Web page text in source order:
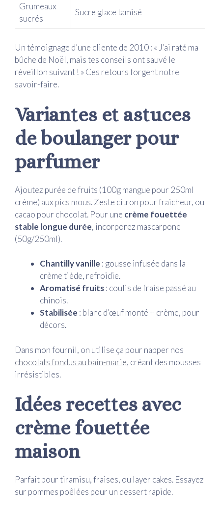
Grumeaux
sucrés
Sucre glace tamisé
Un témoignage d’une cliente de 2010 : « J’ai raté ma
bûche de Noël, mais tes conseils ont sauvé le
réveillon suivant ! » Ces retours forgent notre
savoir-faire.
Variantes et astuces
de boulanger pour
parfumer
Ajoutez purée de fruits (100g mangue pour 250ml
crème) aux pics mous. Zeste citron pour fraicheur, ou
cacao pour chocolat. Pour une crème fouettée
stable longue durée, incorporez mascarpone
(50g/250ml).
Chantilly vanille : gousse infusée dans la
crème tiède, refroidie.
Aromatisé fruits: coulis de fraise passé au
chinois.
Stabilisée : blanc d’œuf monté + crème, pour
décors.
Dans mon fournil, on utilise ça pour napper nos
chocolats fondus au bain-marie, créant des mousses
irrésistibles.
Idées recettes avec
crème fouettée
maison
Parfait pour tiramisu, fraises, ou layer cakes. Essayez
sur pommes poêlées pour un dessert rapide.